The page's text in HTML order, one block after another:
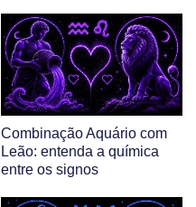
Combinação Aquário com
Leão: entenda a química
entre os signos